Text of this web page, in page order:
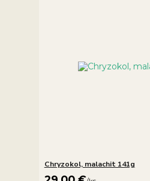
Chryzokol, malachit 141g